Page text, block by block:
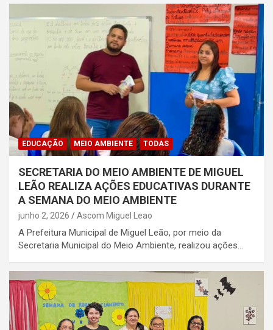
EDUCAÇÃO MEIO AMBIENTE TODAS
SECRETARIA DO MEIO AMBIENTE DE MIGUEL
LEÃO REALIZA AÇÕES EDUCATIVAS DURANTE
A SEMANA DO MEIO AMBIENTE
junho 2, 2026 Ascom Miguel Leao
A Prefeitura Municipal de Miguel Leão, por meio da
Secretaria Municipal do Meio Ambiente, realizou ações…